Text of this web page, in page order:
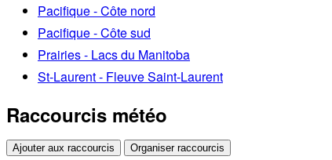
Pacifique - Côte nord
Pacifique - Côte sud
Prairies - Lacs du Manitoba
St-Laurent - Fleuve Saint-Laurent
Raccourcis météo
Ajouter aux raccourcis Organiser raccourcis